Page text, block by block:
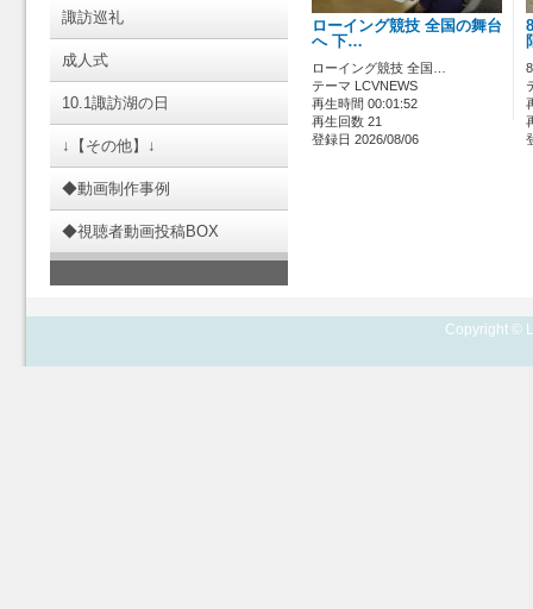
諏訪巡礼
成人式
10.1諏訪湖の日
↓【その他】↓
◆動画制作事例
◆視聴者動画投稿BOX
ローイング競技 全国の舞台
へ 下…
ローイング競技 全国…
テーマ LCVNEWS
再生時間 00:01:52
再生回数 21
登録日 2026/08/06
Copyright ©